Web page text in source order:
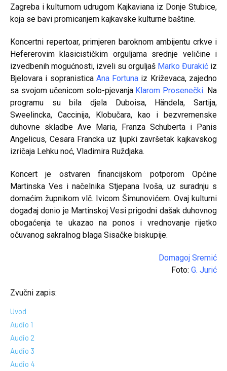
Zagreba i kulturnom udrugom Kajkaviana iz Donje Stubice,
koja se bavi promicanjem kajkavske kulturne baštine.
Koncertni repertoar, primjeren baroknom ambijentu crkve i
Hefererovim klasicističkim orguljama srednje veličine i
izvedbenih mogućnosti, izveli su orguljaš Marko Đurakić iz
Bjelovara i sopranistica Ana Fortuna iz Križevaca, zajedno
sa svojom učenicom solo-pjevanja Klarom Prosenečki. Na
programu su bila djela Duboisa, Händela, Sartija,
Sweelincka, Caccinija, Klobučara, kao i bezvremenske
duhovne skladbe Ave Maria, Franza Schuberta i Panis
Angelicus, Cesara Francka uz ljupki završetak kajkavskog
izričaja Lehku noć, Vladimira Ruždjaka.
Koncert je ostvaren financijskom potporom Općine
Martinska Ves i načelnika Stjepana Ivoša, uz suradnju s
domaćim župnikom vlč. Ivicom Šimunovićem. Ovaj kulturni
događaj donio je Martinskoj Vesi prigodni dašak duhovnog
obogaćenja te ukazao na ponos i vrednovanje rijetko
očuvanog sakralnog blaga Sisačke biskupije.
Domagoj Sremić
Foto: G. Jurić
Zvučni zapis:
Uvod
Audio 1
Audio 2
Audio 3
Audio 4